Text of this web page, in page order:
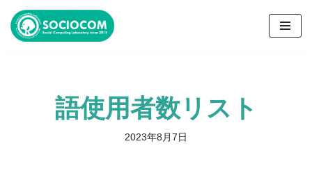
コ
語使用者数リスト
2023年8月7日